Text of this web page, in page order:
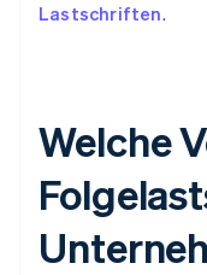
Lastschriften.
Welche